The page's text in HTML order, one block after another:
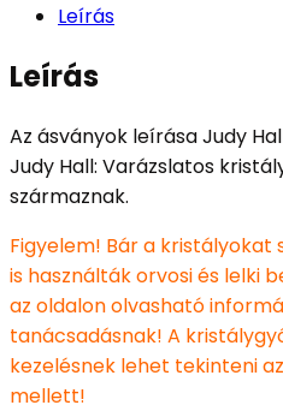
Leírás
Leírás
Az ásványok leírása Judy
Judy Hall: Varázslatos
származnak.
Figyelem! Bár a kristályokat
is használták orvosi és lelki
az oldalon olvasható
tanácsadásnak! A
kezelésnek lehet tekinteni
mellett!